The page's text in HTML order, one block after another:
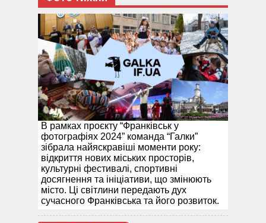
В рамках проєкту “Франківськ у
фотографіях 2024” команда “Галки”
зібрала найяскравіші моменти року:
відкриття нових міських просторів,
культурні фестивалі, спортивні
досягнення та ініціативи, що змінюють
місто. Ці світлини передають дух
сучасного Франківська та його розвиток.